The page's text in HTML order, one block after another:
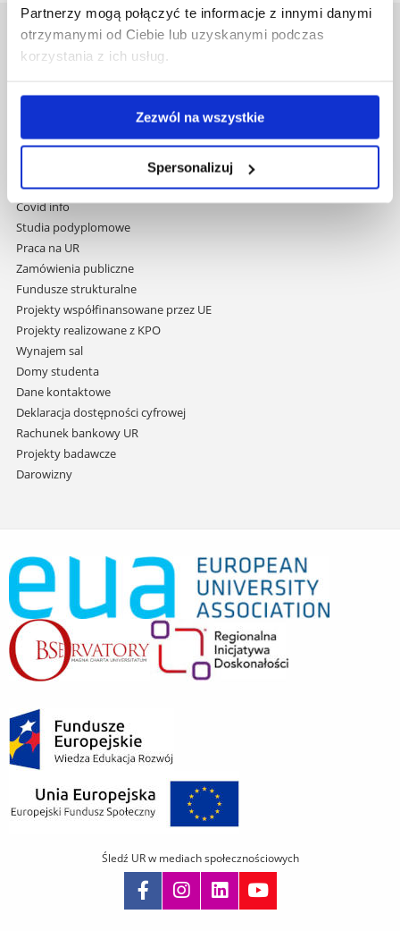
Partnerzy mogą połączyć te informacje z innymi danymi
otrzymanymi od Ciebie lub uzyskanymi podczas
korzystania z ich usług.
Zezwól na wszystkie
Spersonalizuj
Uniwersytet Rzeszowski
Al. Tadeusza Rejtana 16C
nawigację
do
treści
Mapa serwisu
Wydawnictwo
Covid info
Studia podyplomowe
Praca na UR
Zamówienia publiczne
Fundusze strukturalne
Projekty współfinansowane przez UE
Projekty realizowane z KPO
Wynajem sal
Domy studenta
Dane kontaktowe
Deklaracja dostępności cyfrowej
Rachunek bankowy UR
Projekty badawcze
Darowizny
Śledź UR w mediach społecznościowych